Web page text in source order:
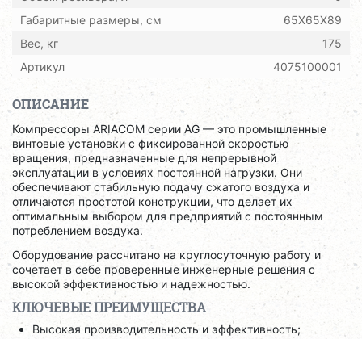
Габаритные размеры, см
65X65X89
Вес, кг
175
Артикул
4075100001
ОПИСАНИЕ
Компрессоры ARIACOM серии AG — это промышленные
винтовые установки с фиксированной скоростью
вращения, предназначенные для непрерывной
эксплуатации в условиях постоянной нагрузки. Они
обеспечивают стабильную подачу сжатого воздуха и
отличаются простотой конструкции, что делает их
оптимальным выбором для предприятий с постоянным
потреблением воздуха.
Оборудование рассчитано на круглосуточную работу и
сочетает в себе проверенные инженерные решения с
высокой эффективностью и надежностью.
КЛЮЧЕВЫЕ ПРЕИМУЩЕСТВА
Высокая производительность и эффективность;